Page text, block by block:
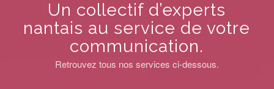
Un collectif d’experts
nantais au service de votre
communication.
Retrouvez tous nos services ci-dessous.